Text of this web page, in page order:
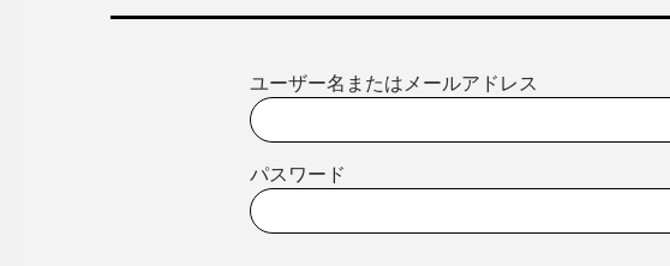
ユーザー名またはメールアドレス
パスワード